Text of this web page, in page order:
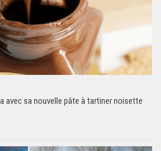
avec sa nouvelle pâte à tartiner noisette